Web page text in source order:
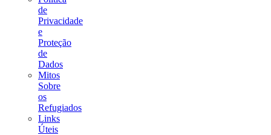
de
Privacidade
e
Proteção
de
Dados
Mitos
Sobre
os
Refugiados
Links
Úteis